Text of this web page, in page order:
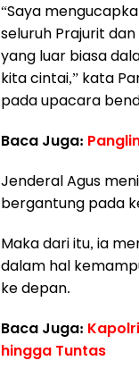
“Saya
seluruh Prajurit
yang luar biasa
kita cintai,” kata
pada upacara
Baca Juga:
Jenderal Agus
bergantung pada
Maka dari itu, ia
dalam hal
ke depan.
Baca Juga:
hingga Tuntas